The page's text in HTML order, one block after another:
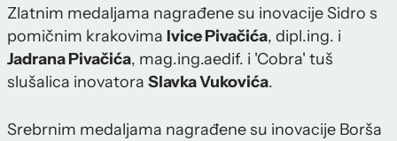
Zlatnim medaljama nagrađene su inovacije Sidro s
pomičnim krakovima Ivice Pivačića, dipl.ing. i
Jadrana Pivačića, mag.ing.aedif. i 'Cobra' tuš
slušalica inovatora SlavkaVukovića.
Srebrnim medaljama nagrađene su inovacije Borša